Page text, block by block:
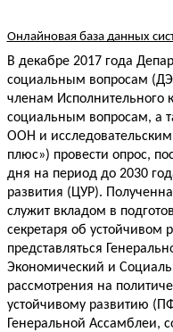
Онлайновая база данных
В декабре 2017 года
социальным вопросам
членам Исполнительного
социальным вопросам, а
ООН и
плюс») провести опрос,
дня на период до 2030
развития (ЦУР).
служит вкладом в
секретаря об устойчивом
представляться
Экономический и
рассмотрения на
устойчивому развитию
Генеральной Ассамблеи,